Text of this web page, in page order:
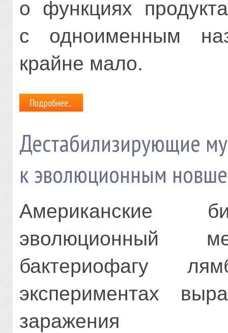
о функциях
с одноименным
крайне мало.
Подробнее...
Дестабилизирующие
к эволюционным
Американские
эволюционный
бактериофагу
экспериментах
заражения